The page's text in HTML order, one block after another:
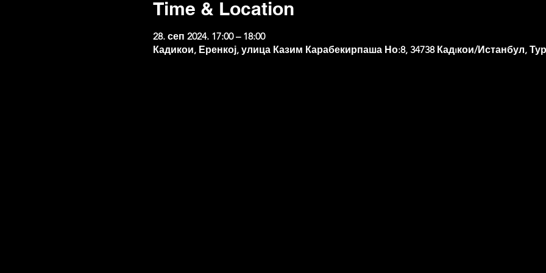
Time & Location
28. сеп 2024. 17:00 – 18:00
Кадикои, Еренкој, улица Казим Карабекирпаша Но:8, 34738 Кадıкои/Истанбул,